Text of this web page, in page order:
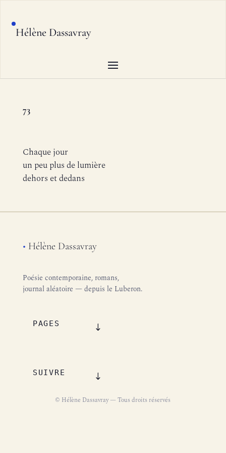
Hélène Dassavray
73
Chaque jour
un peu plus de lumière
dehors et dedans
• Hélène Dassavray
Poésie contemporaine, romans,
journal aléatoire — depuis le Luberon.
PAGES
SUIVRE
© Hélène Dassavray — Tous droits réservés